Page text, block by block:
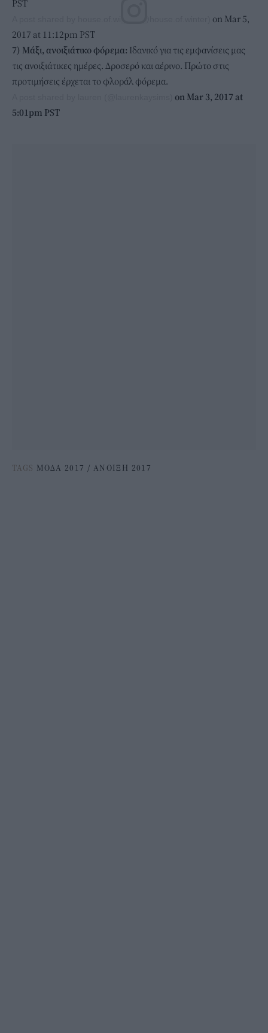
PST
on Mar 5,
2017 at 11:12pm PST
7) Mάξι, ανοιξιάτικο φόρεμα: Ιδανικό για τις εμφανίσεις μας
τις ανοιξιάτικες ημέρες. Δροσερό και αέρινο. Πρώτο στις
προτιμήσεις έρχεται το φλοράλ φόρεμα.
on Mar 3, 2017 at
5:01pm PST
TAGS ΜΟΔΑ 2017 / ΑΝΟΙΞΗ 2017